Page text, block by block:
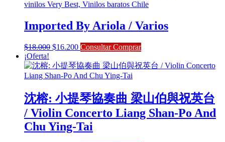
Imported By Ariola / Varios
$18.000 El
original
era:
$16.200El
actual
es:
Consultar Comprar
¡Oferta!
沈榕: 小提琴協奏曲 梁山伯與祝英台
/ Violin Concerto Liang Shan-Po And
Chu Ying-Tai